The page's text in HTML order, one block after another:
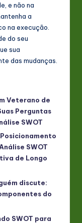
e não na
a
na execução.
do seu
sua
das mudanças.
Veterano de
Perguntas
SWOT
SWOT
de Longo
discute:
do
SWOT para